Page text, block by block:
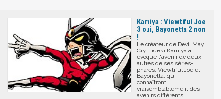
Kamiya : Viewtiful Joe
3 oui, Bayonetta 2 non
!
Le créateur de Devil May
Cry Hideki Kamiya a
évoqué l'avenir de deux
autres de ses séries-
phares, Viewtiful Joe et
Bayonetta, qui
connaîtront
vraisemblablement des
avenirs différents.